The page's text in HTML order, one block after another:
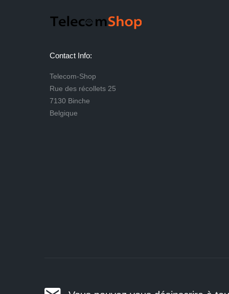
Contact Info:
Telecom-Shop
Rue des récollets 25
7130 Binche
Belgique